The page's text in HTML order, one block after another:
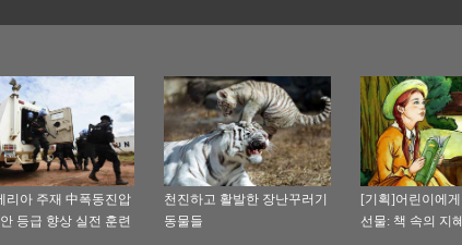
리아 주재 中폭동진압
등급 향상 실전 훈련
천진하고 활발한 장난꾸러기
동물들
[기획]어린이에
선물: 책 속의 지